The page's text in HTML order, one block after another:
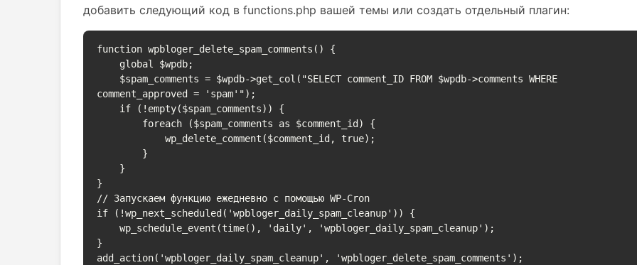
добавить следующий код в functions.php вашей темы или создать отдельный плагин:
function wpbloger_delete_spam_comments() {
comment_approved = 'spam'");
            wp_delete_comment($comment_id, true);
}
// Запускаем функцию ежедневно с помощью WP-Cron
if (!wp_next_scheduled('wpbloger_daily_spam_cleanup')) {
    wp_schedule_event(time(), 'daily', 'wpbloger_daily_spam_cleanup');
}
add_action('wpbloger_daily_spam_cleanup', 'wpbloger_delete_spam_comments');